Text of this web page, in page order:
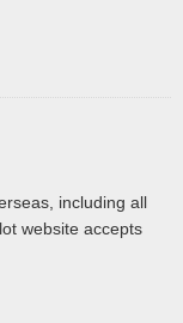
including all
website accepts